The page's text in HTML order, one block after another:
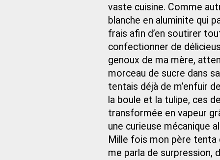
vaste cuisine. Comme
blanche en aluminite qui
frais afin d’en soutirer
confectionner de
genoux de ma mère,
morceau de sucre dans
tentais déjà de m’enfuir
la boule et la tulipe, ces
transformée en vapeur
une curieuse mécanique
Mille fois mon père tenta
me parla de surpression,